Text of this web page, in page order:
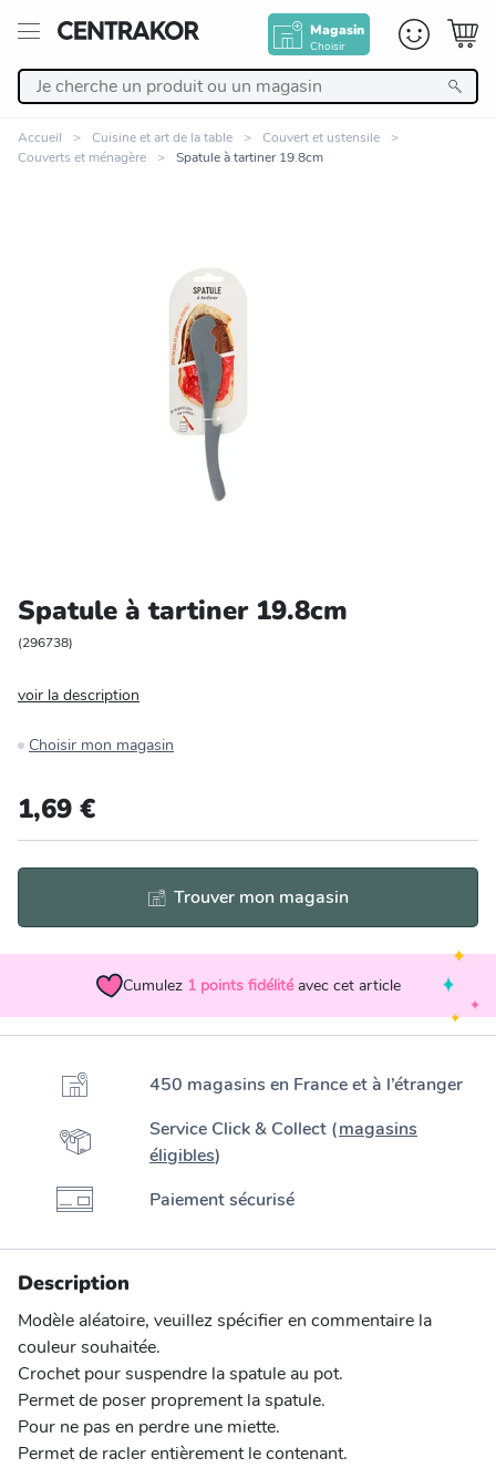
Magasin
Choisir
Linge de maison
Cuisine et art de la table
Salle de bain et beauté
Animalerie
Bricolage et auto
Jardin et plein air
Accueil Cuisine et art de la table
Couvert et ustensile
Couverts et ménagère
Spatule à tartiner 19.8cm
Spatule à tartiner 19.8cm
(296738)
voir la description
Choisir mon magasin
1,69 €
Trouver mon magasin
Cumulez 1 points fidélité avec cet article
450 magasins en France et à l’étranger
Service Click & Collect (magasins
éligibles)
Paiement sécurisé
Description
Modèle aléatoire, veuillez spécifier en commentaire la
couleur souhaitée.
Crochet pour suspendre la spatule au pot.
Permet de poser proprement la spatule.
Pour ne pas en perdre une miette.
Permet de racler entièrement le contenant.